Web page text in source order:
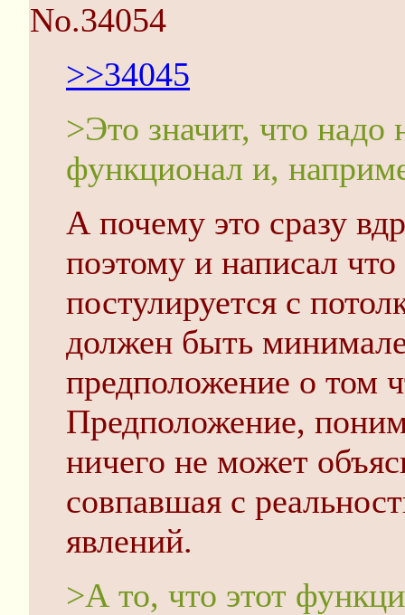
No.34054
>>34045
>Это значит, что надо
функционал и,
А почему это сразу
поэтому и написал
постулируется с
должен быть
предположение о том
Предположение,
ничего не может
совпавшая с
явлений.
>А то, что этот